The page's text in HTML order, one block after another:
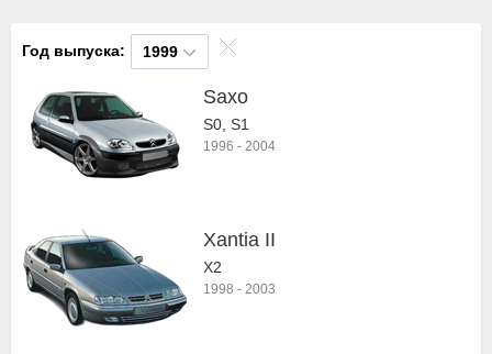
Год выпуска: 1999
Saxo
S0, S1
1996 - 2004
Xantia II
X2
1998 - 2003